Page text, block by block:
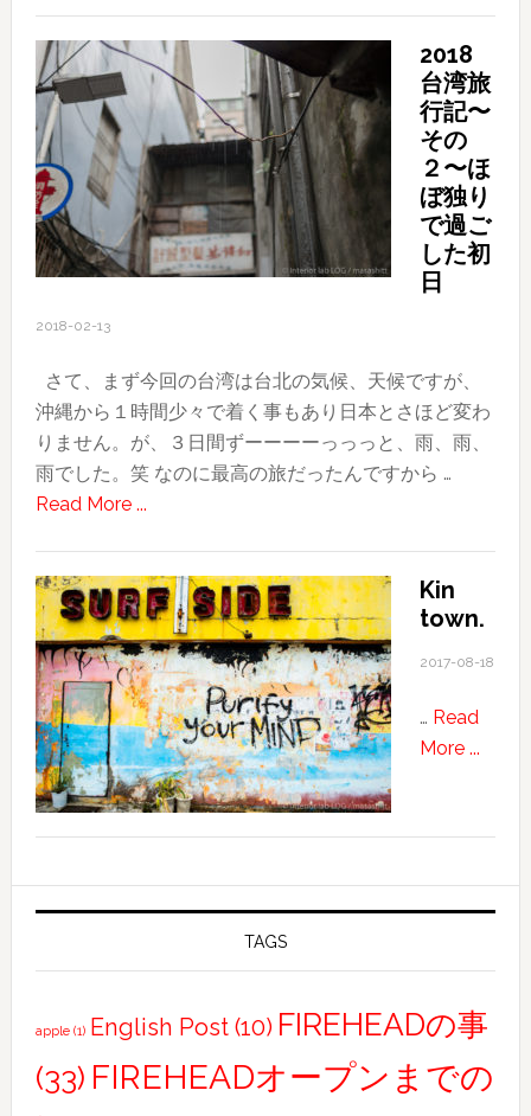
理
容
師
か
ら
学
ぶ
こ
Battle
イ
ベ
ン
参
加
し
2018
台湾旅
行記〜
その
２〜ほ
ぼ独り
で過ご
した初
日
2018-02-13
さて、まず今回の台湾は台北の気候、天候ですが、
沖縄から１時間少々で着く事もあり日本とさほど変わ
りません。が、３日間ずーーーーっっっと、雨、雨、
雨でした。笑 なのに最高の旅だったんですから …
Read More ...about
湾
旅
行
記〜
そ
の
２〜
ほ
ぼ
過
し
初
Kin
town.
2017-08-18
… Read
More ...about
TAGS
apple(1) English Post(10) FIREHEADの事
(33) FIREHEADオープンまでの